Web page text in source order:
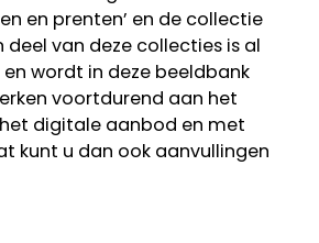
en prenten’ en de collectie
deel van deze collecties is al
wordt in deze beeldbank
voortdurend aan het
digitale aanbod en met
kunt u dan ook aanvullingen